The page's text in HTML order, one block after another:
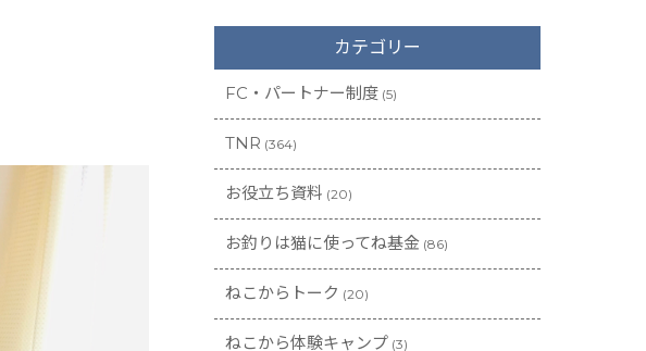
カテゴリー
FC・パートナー制度 (5)
TNR (364)
お役立ち資料 (20)
お釣りは猫に使ってね基金 (86)
ねこからトーク (20)
ねこから体験キャンプ (3)